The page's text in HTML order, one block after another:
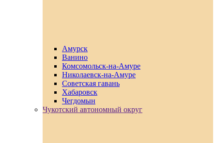
Амурск
Ванино
Комсомольск-на-Амуре
Николаевск-на-Амуре
Советская гавань
Хабаровск
Чегдомын
Чукотский автономный округ